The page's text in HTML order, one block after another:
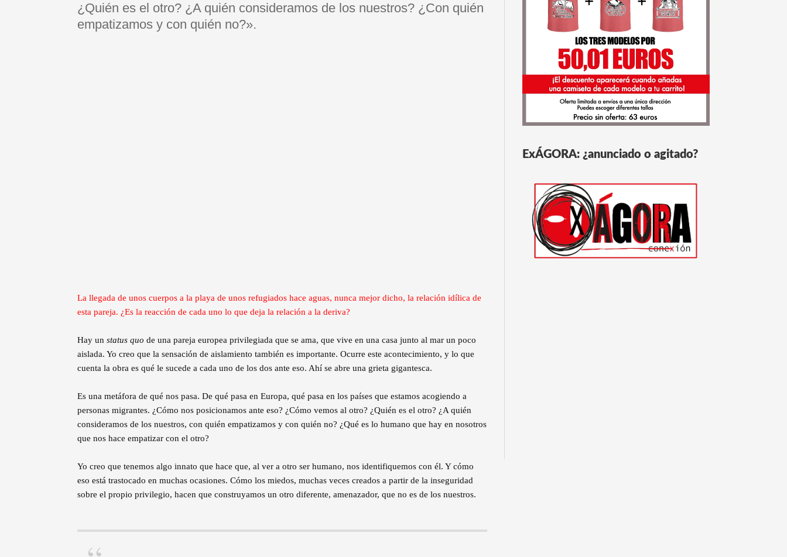
¿Quién es el otro? ¿A quién consideramos de los nuestros? ¿Con quién
empatizamos y con quién no?».
La llegada de unos cuerpos a la playa de unos refugiados hace aguas, nunca mejor dicho, la relación idílica de
esta pareja. ¿Es la reacción de cada uno lo que deja la relación a la deriva?
Hay un status quo de una pareja europea privilegiada que se ama, que vive en una casa junto al mar un poco
aislada. Yo creo que la sensación de aislamiento también es importante. Ocurre este acontecimiento, y lo que
cuenta la obra es qué le sucede a cada uno de los dos ante eso. Ahí se abre una grieta gigantesca.
Es una metáfora de qué nos pasa. De qué pasa en Europa, qué pasa en los países que estamos acogiendo a
personas migrantes. ¿Cómo nos posicionamos ante eso? ¿Cómo vemos al otro? ¿Quién es el otro? ¿A quién
consideramos de los nuestros, con quién empatizamos y con quién no? ¿Qué es lo humano que hay en nosotros
que nos hace empatizar con el otro?
Yo creo que tenemos algo innato que hace que, al ver a otro ser humano, nos identifiquemos con él. Y cómo
eso está trastocado en muchas ocasiones. Cómo los miedos, muchas veces creados a partir de la inseguridad
sobre el propio privilegio, hacen que construyamos un otro diferente, amenazador, que no es de los nuestros.
ExÁGORA: ¿anunciado o agitado?